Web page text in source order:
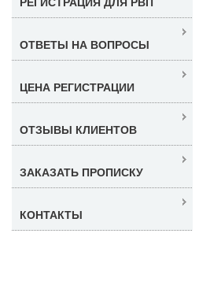
ОТВЕТЫ НА ВОПРОСЫ
ЦЕНА РЕГИСТРАЦИИ
ОТЗЫВЫ КЛИЕНТОВ
ЗАКАЗАТЬ ПРОПИСКУ
КОНТАКТЫ